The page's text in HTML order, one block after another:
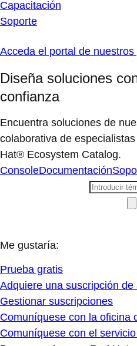
Capacitación
Soporte
Acceda el portal de nuestros
Diseña soluciones
confianza
Encuentra soluciones de
colaborativa de
Hat® Ecosystem Catalog.
ConsoleDocumentación
Me gustaría:
Prueba gratis
Adquiere una suscripción de
Gestionar suscripciones
Comuníquese con la oficina
Comuníquese con el